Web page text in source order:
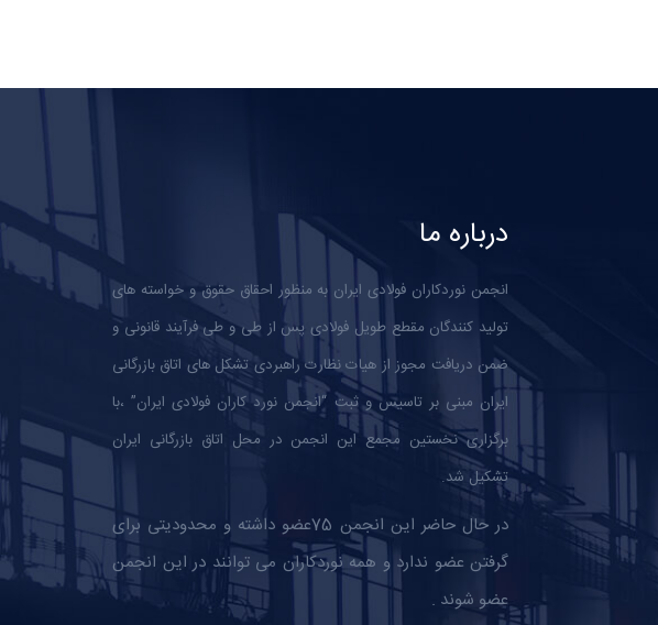
درباره ما
انجمن نوردکاران فولادی ایران به منظور احقاق حقوق و خواسته های
تولید کنندگان مقطع طویل فولادی پس از طی و طی فرآیند قانونی و
ضمن دریافت مجوز از هیات نظارت راهبردی تشکل های اتاق بازرگانی
ایران مبنی بر تاسیس و ثبت “انجمن نورد کاران فولادی ایران” ،با
برگزاری نخستین مجمع این انجمن در محل اتاق بازرگانی ایران
تشکیل شد.
در حال حاضر این انجمن 75عضو داشته و محدودیتی برای
گرفتن عضو ندارد و همه نوردکاران می توانند در این انجمن
عضو شوند .